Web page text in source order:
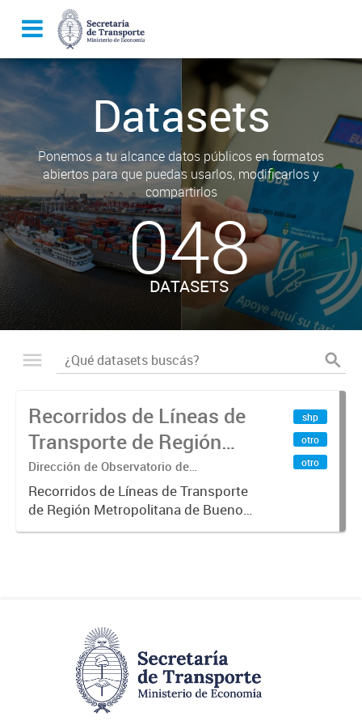
Datasets
Ponemos a tu alcance datos públicos en formatos
abiertos para que puedas usarlos, modificarlos y
compartirlos
048
DATASETS
Recorridos de Líneas de
Transporte de Región
Metropolitana de
Buenos Aires (RMBA)
Dirección de Observatorio de
Transporte, Estudio y Sistemas
Recorridos de Líneas de Transporte
de Región Metropolitana de Buenos
Aires (RMBA).-
shp
otro
otro